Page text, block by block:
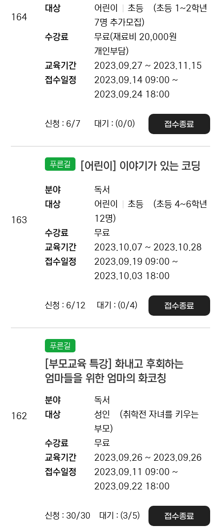
164
대상
어린이 초등
(초등 1~2학년
7명 추가모집)
수강료
무료(재료비 20,000원
개인부담)
교육기간
2023.09.27 ~ 2023.11.15
접수일정
2023.09.14 09:00 ~
2023.09.24 18:00
신청 : 6/7 대기 : (0/0) 접수종료
163
푸른길 [어린이] 이야기가 있는 코딩
분야
독서
대상
어린이 초등
(초등 4~6학년
12명)
수강료
무료
교육기간
2023.10.07 ~ 2023.10.28
접수일정
2023.09.19 09:00 ~
2023.10.03 18:00
신청 : 6/12 대기 : (0/4) 접수종료
162
푸른길
[부모교육 특강] 화내고 후회하는
엄마들을 위한 엄마의 화코칭
분야
독서
대상
성인
(취학전 자녀를 키우는
부모)
수강료
무료
교육기간
2023.09.26 ~ 2023.09.26
접수일정
2023.09.11 09:00 ~
2023.09.22 18:00
신청 : 30/30 대기 : (3/5) 접수종료